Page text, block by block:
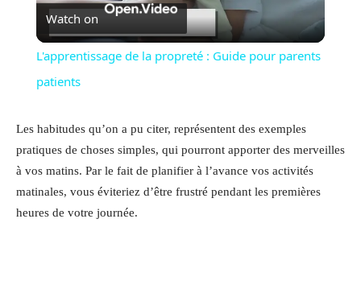
Video
Watch on
L'apprentissage de la propreté : Guide pour parents
patients
Les habitudes qu’on a pu citer, représentent des exemples
pratiques de choses simples, qui pourront apporter des merveilles
à vos matins. Par le fait de planifier à l’avance vos activités
matinales, vous éviteriez d’être frustré pendant les premières
heures de votre journée.